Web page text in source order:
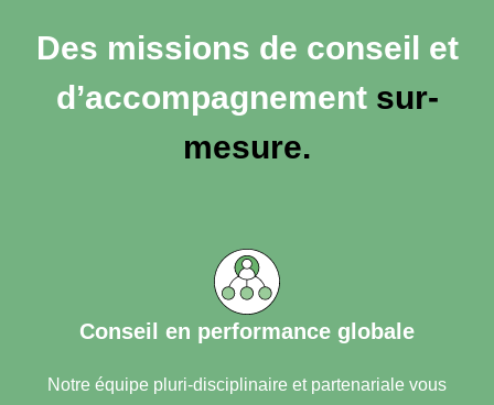
Des missions de conseil et
d’accompagnement sur-
mesure.
Conseil en performance globale
Notre équipe pluri-disciplinaire et partenariale vous